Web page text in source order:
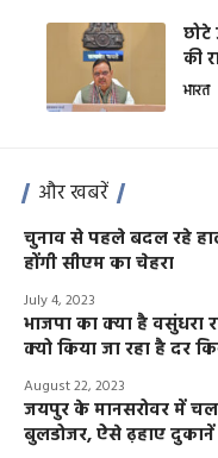
छोटे
की
भारत
और खबरें
चुनाव से पहले बदल रहे
होंगी सीएम का चेहरा
July 4, 2023
भाजपा का क्या है वसुंधरा
क्यो किया जा रहा है दर
August 22, 2023
जयपुर के मानसरोवर में
बुलडोजर, ऐसे ढ़हाए